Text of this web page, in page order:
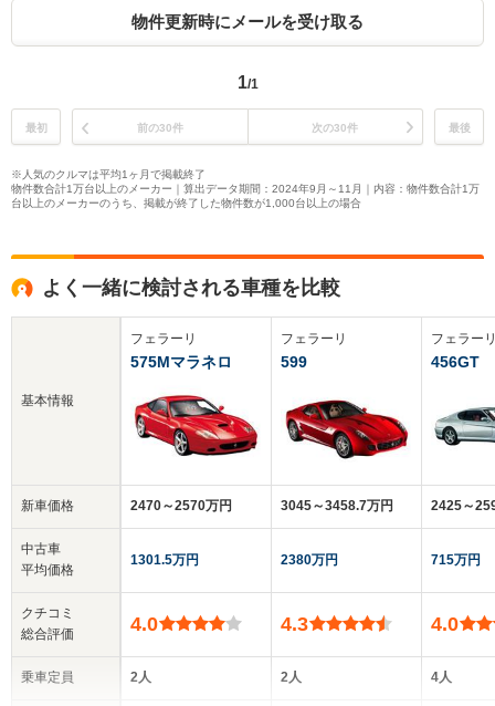
物件更新時にメールを受け取る
1/1
最初 前の30件 次の30件 最後
※人気のクルマは平均1ヶ月で掲載終了
物件数合計1万台以上のメーカー｜算出データ期間：2024年9月～11月｜内容：物件数合計1万
台以上のメーカーのうち、掲載が終了した物件数が1,000台以上の場合
よく一緒に検討される車種を比較
基本情報
新車価格
中古車
平均価格
クチコミ
総合評価
乗車定員
フェラーリ
575Mマラネロ
2470～2570万円
1301.5万円
4.0
2人
フェラーリ
599
3045～3458.7万円
2380万円
4.3
2人
フェラー
456GT
2425～
715万円
4.0
4人